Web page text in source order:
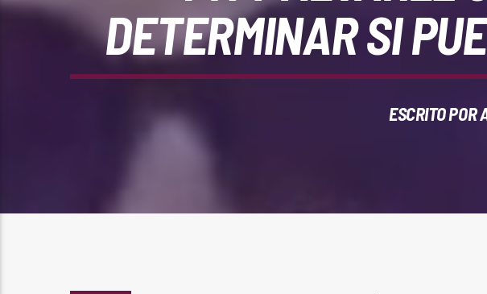
DETERMINAR SI
ESCRITO POR